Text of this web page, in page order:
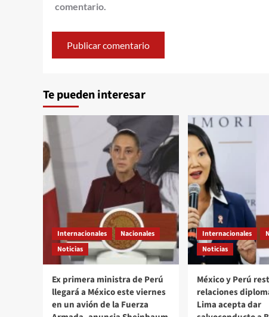
comentario.
Te pueden interesar
Internacionales
Nacionales
Noticias
Ex primera ministra de Perú
llegará a México este viernes
en un avión de la Fuerza
Internacionales
Noticias
México y Perú
relaciones
Lima acepta dar